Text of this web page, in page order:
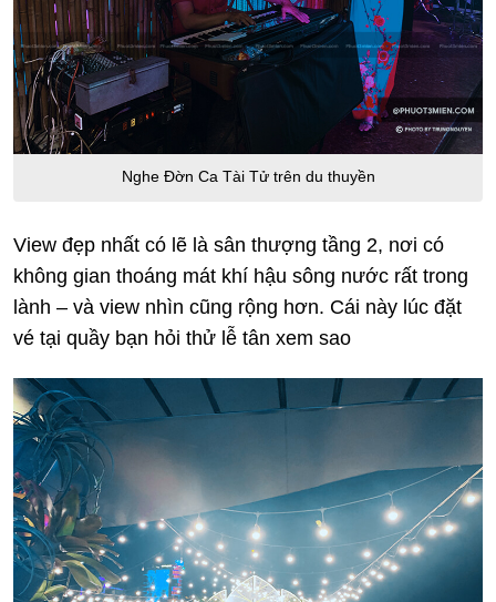
Nghe Đờn Ca Tài Tử trên du thuyền
View đẹp nhất có lẽ là sân thượng tầng 2, nơi có
không gian thoáng mát khí hậu sông nước rất trong
lành – và view nhìn cũng rộng hơn. Cái này lúc đặt
vé tại quầy bạn hỏi thử lễ tân xem sao